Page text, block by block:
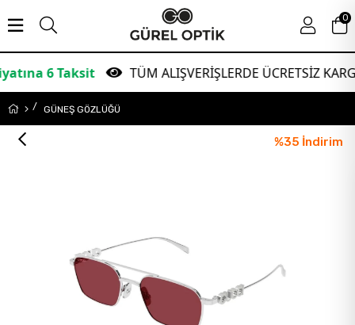
6 Taksit TÜM ALIŞVERİŞLERDE ÜCRETSİZ KARGO!
0
GÜNEŞ GÖZLÜĞÜ
%35 İndirim